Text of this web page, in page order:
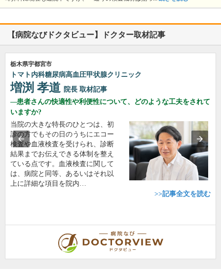
【病院なびドクタビュー】ドクター取材記事
栃木県宇都宮市
トマト内科糖尿病高血圧甲状腺クリニック
増渕 孝道 院長 取材記事
患者さんの快適性や利便性について、どのような工夫をされて
いますか?
当院の大きな特長のひとつは、初
診の方でもその日のうちにエコー
検査や血液検査を受けられ、診断
結果までお伝えできる体制を整え
ている点です。血液検査に関して
は、病院と同等、あるいはそれ以
上に詳細な項目を院内…
>>記事全文を読む